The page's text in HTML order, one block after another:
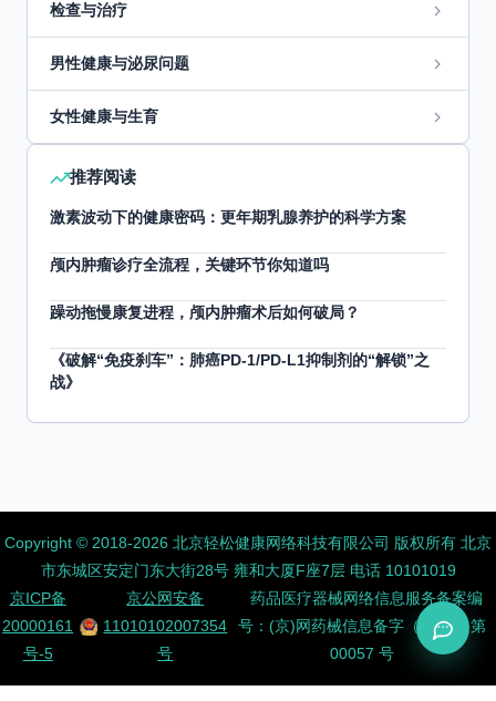
检查与治疗
男性健康与泌尿问题
女性健康与生育
推荐阅读
激素波动下的健康密码：更年期乳腺养护的科学方案
颅内肿瘤诊疗全流程，关键环节你知道吗
躁动拖慢康复进程，颅内肿瘤术后如何破局？
《破解“免疫刹车”：肺癌PD-1/PD-L1抑制剂的“解锁”之
战》
Copyright ©️ 2018-2026 北京轻松健康网络科技有限公司 版权所有 北京
市东城区安定门东大街28号 雍和大厦F座7层 电话 10101019
京ICP备
20000161
号-5
京公网安备
11010102007354
号
药品医疗器械网络信息服务备案编
号：(京)网药械信息备字（2026）第
00057 号